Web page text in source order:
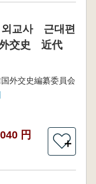
외교사 근대편
外交史 近代
外交史編纂委員会
円
＋